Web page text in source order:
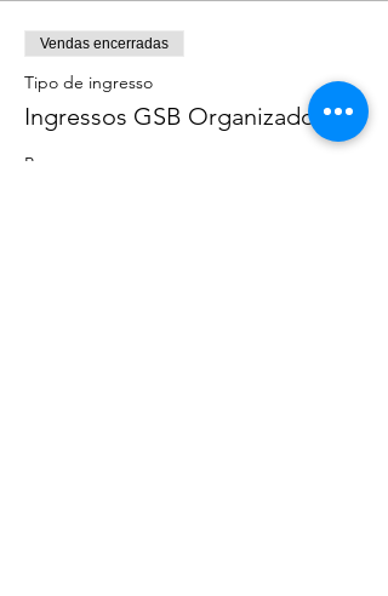
Vendas encerradas
Tipo de ingresso
Ingressos GSB Organizadores
Preço